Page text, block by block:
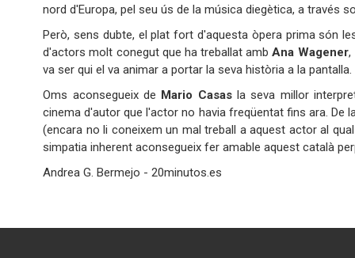
nord d'Europa, pel seu ús de la música diegètica, a través
Però, sens dubte, el plat fort d'aquesta òpera prima són
d'actors molt conegut que ha treballat ambAna Wagener,
va ser qui el va animar a portar la seva història a la pantalla.
Oms aconsegueix de Mario Casasla seva millor
cinema d'autor que l'actor no havia freqüentat fins ara. De
(encara no li coneixem un mal treball a aquest actor al
simpatia inherent aconsegueix fer amable aquest català
Andrea G. Bermejo - 20minutos.es